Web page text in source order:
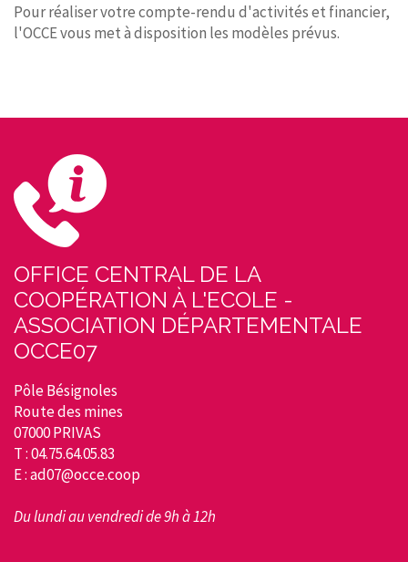
Pour réaliser votre compte-rendu d'activités et financier,
l'OCCE vous met à disposition les modèles prévus.
OFFICE CENTRAL DE LA
COOPÉRATION À L'ECOLE -
ASSOCIATION DÉPARTEMENTALE
OCCE07
Pôle Bésignoles
Route des mines
07000 PRIVAS
T : 04.75.64.05.83
E : ad07@occe.coop
Du lundi au vendredi de 9h à 12h